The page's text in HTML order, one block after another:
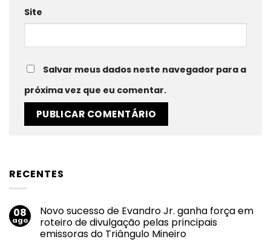
Site
Salvar meus dados neste navegador para a
próxima vez que eu comentar.
RECENTES
08
ago
Novo sucesso de Evandro Jr. ganha força em
roteiro de divulgação pelas principais
emissoras do Triângulo Mineiro